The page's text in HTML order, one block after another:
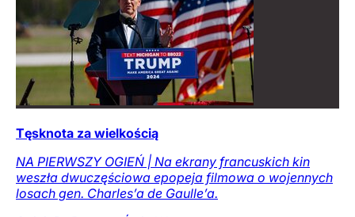
Tęsknota za wielkością
NA PIERWSZY OGIEŃ | Na ekrany francuskich kin
weszła dwuczęściowa epopeja filmowa o wojennych
losach gen. Charles’a de Gaulle’a.